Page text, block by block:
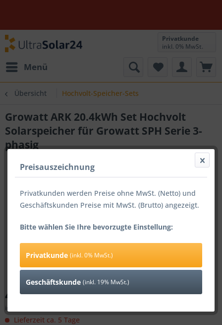
Menü
Privatkunde
inkl. 0% MwSt.
Übersicht Hochvolt-Speicher-Sets
Growatt ARK 20.4kWh Set Hochvolt
Solarspeicher für Growatt SPH Serie 3-
phasig
4.727,01 € *
inkl. 0% MwSt.
Lieferzeit ca. 5 Tage
Preisauszeichnung
Privatkunden werden Preise ohne MwSt. (Netto) und
Geschäftskunden Preise mit MwSt. (Brutto) angezeigt.
Bitte wählen Sie Ihre bevorzugte Einstellung:
Privatkunde (inkl. 0% MwSt.)
Geschäftskunde (inkl. 19% MwSt.)